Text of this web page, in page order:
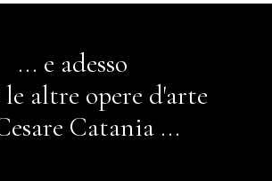
... e adesso
altre opere d'arte
Catania ...